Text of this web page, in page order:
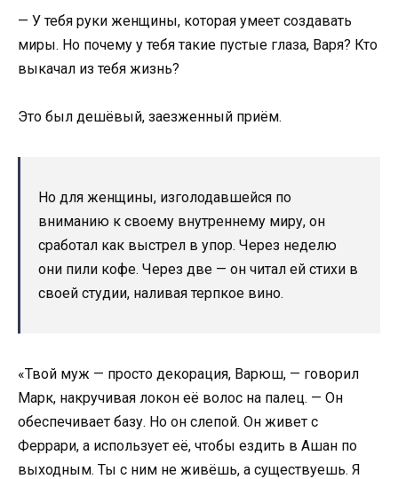
— У тебя руки женщины, которая умеет создавать
миры. Но почему у тебя такие пустые глаза, Варя? Кто
выкачал из тебя жизнь?
Это был дешёвый, заезженный приём.
Но для женщины, изголодавшейся по
вниманию к своему внутреннему миру, он
сработал как выстрел в упор. Через неделю
они пили кофе. Через две — он читал ей стихи в
своей студии, наливая терпкое вино.
«Твой муж — просто декорация, Варюш, — говорил
Марк, накручивая локон её волос на палец. — Он
обеспечивает базу. Но он слепой. Он живет с
Феррари, а использует её, чтобы ездить в Ашан по
выходным. Ты с ним не живёшь, а существуешь. Я